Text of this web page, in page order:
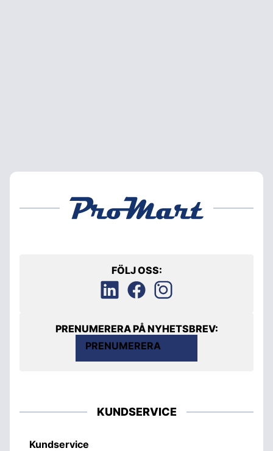
FÖLJ OSS:
PRENUMERERA PÅ NYHETSBREV:
PRENUMERERA
KUNDSERVICE
Kundservice